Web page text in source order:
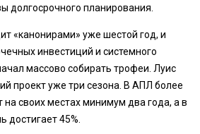
долгосрочного планирования.
«канонирами» уже шестой год, и
инвестиций и системного
массово собирать трофеи. Луис
проект уже три сезона. В АПЛ более
на своих местах минимум два года, а в
достигает 45%.